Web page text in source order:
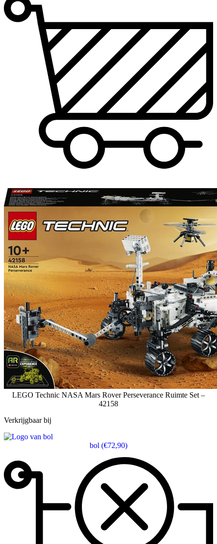
LEGO Technic NASA Mars Rover Perseverance Ruimte Set –
42158
Verkrijgbaar bij
bol (€72,90)